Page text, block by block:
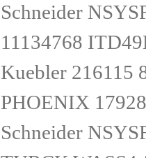
Schneider
11134768
Kuebler 216115
PHOENIX
Schneider